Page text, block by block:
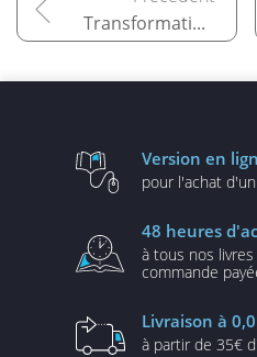
Transformation des objets
Version en
pour l'achat d'un
48 heures
à tous nos
commande
Livraison à
à partir de 35€